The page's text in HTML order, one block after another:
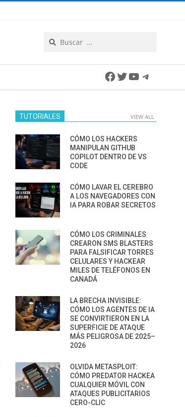
Facebook
Twitter
YouTube
TUTORIALES VIEW ALL
CÓMO LOS HACKERS
MANIPULAN GITHUB
COPILOT DENTRO DE VS
CODE
CÓMO LAVAR EL CEREBRO
A LOS NAVEGADORES CON
IA PARA ROBAR SECRETOS
CÓMO LOS CRIMINALES
CREARON SMS BLASTERS
PARA FALSIFICAR TORRES
CELULARES Y HACKEAR
MILES DE TELÉFONOS EN
CANADÁ
LA BRECHA INVISIBLE:
CÓMO LOS AGENTES DE IA
SE CONVIRTIERON EN LA
SUPERFICIE DE ATAQUE
MÁS PELIGROSA DE 2025–
2026
OLVIDA METASPLOIT:
CÓMO PREDATOR HACKEA
CUALQUIER MÓVIL CON
ATAQUES PUBLICITARIOS
CERO-CLIC